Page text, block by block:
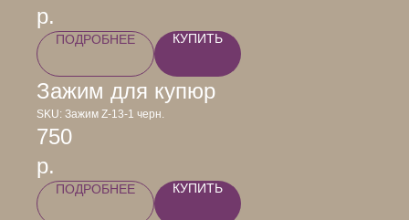
р.
ПОДРОБНЕЕ КУПИТЬ
Зажим для купюр
SKU: Зажим Z-13-1 черн.
750
р.
ПОДРОБНЕЕ КУПИТЬ